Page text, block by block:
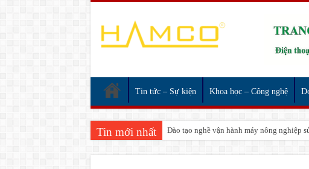
Tin tức – Sự kiện Khoa học – Công nghệ
Tin mới nhất Đào tạo nghề vận hành máy nông nghiệp